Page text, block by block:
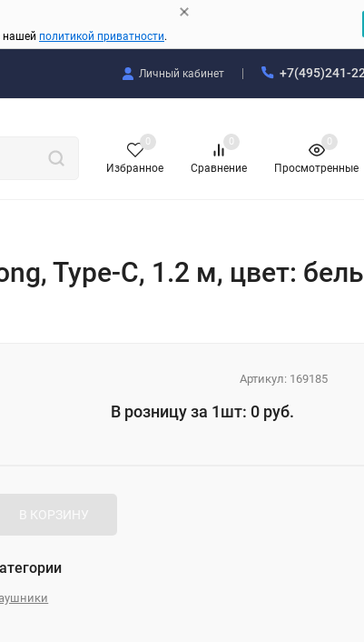
нашей политикой приватности.
Личный кабинет +7(495)241-
Избранное
0
Сравнение
0
Просмотренные
0
Type-C, 1.2 м, цвет:
Артикул: 169185
В розницу за 1шт: 0 руб.
В КОРЗИНУ